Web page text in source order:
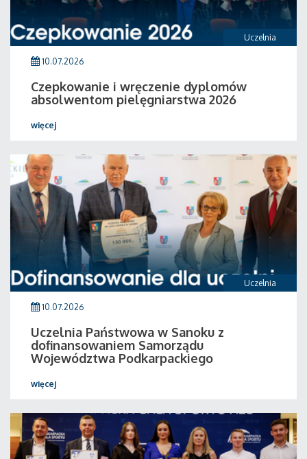
Uczelnia
10.07.2026
Czepkowanie i wręczenie dyplomów
absolwentom pielęgniarstwa 2026
więcej
Uczelnia
10.07.2026
Uczelnia Państwowa w Sanoku z
dofinansowaniem Samorządu
Województwa Podkarpackiego
więcej